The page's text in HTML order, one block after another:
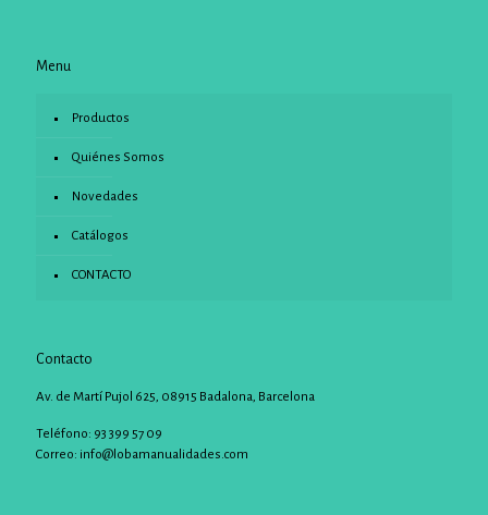
Menu
Productos
Quiénes Somos
Novedades
Catálogos
CONTACTO
Contacto
Av. de Martí Pujol 625, 08915 Badalona, Barcelona
Teléfono: 93 399 57 09
Correo: info@lobamanualidades.com